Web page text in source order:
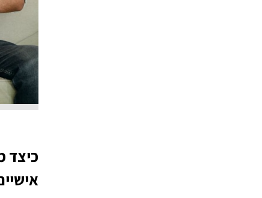
כיצד